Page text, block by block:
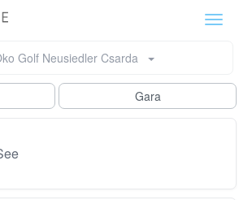
Golf Neusiedler Csarda
Gara